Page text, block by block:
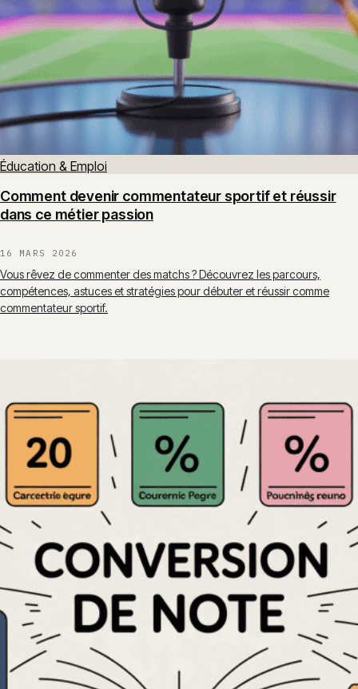
Éducation & Emploi
Comment devenir commentateur sportif et réussir
dans ce métier passion
16 MARS 2026
Vous rêvez de commenter des matchs ? Découvrez les parcours,
compétences, astuces et stratégies pour débuter et réussir comme
commentateur sportif.